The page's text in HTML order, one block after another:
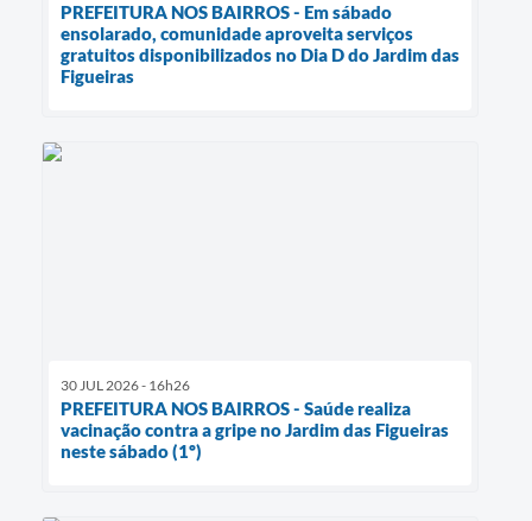
PREFEITURA NOS BAIRROS - Em sábado
ensolarado, comunidade aproveita serviços
gratuitos disponibilizados no Dia D do Jardim das
Figueiras
30 JUL 2026 - 16h26
PREFEITURA NOS BAIRROS - Saúde realiza
vacinação contra a gripe no Jardim das Figueiras
neste sábado (1º)